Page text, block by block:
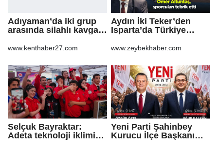
Adıyaman’da iki grup
arasında silahlı kavga:
www.kenthaber27.com
Aydın İki Teker’den
Isparta’da Türkiye
Altuntaş, sporcuları
www.zeybekhaber.com
Selçuk Bayraktar:
Adeta teknoloji iklimi
Yeni Parti Şahinbey
Kurucu İlçe Başkanı